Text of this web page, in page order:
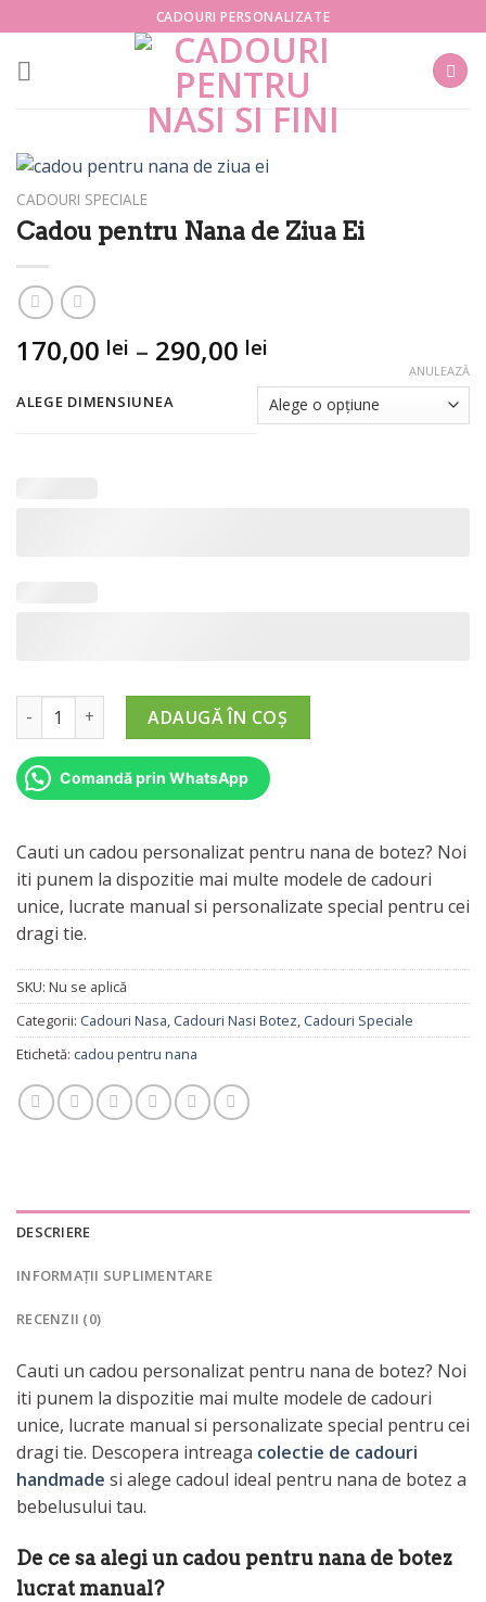
to
content
CADOURI PERSONALIZATE
CADOURI SPECIALE
Cadou pentru Nana de Ziua Ei
170,00 lei – 290,00 lei
prețuri:
170,00 lei
ALEGE DIMENSIUNEA
ANULEAZĂ
Cantitate Cadou pentru Nana de Ziua Ei
ADAUGĂ ÎN COȘ
Comandă prin WhatsApp
Cauti un cadou personalizat pentru nana de botez? Noi
iti punem la dispozitie mai multe modele de cadouri
unice, lucrate manual si personalizate special pentru cei
dragi tie.
SKU: Nu se aplică
Categorii: Cadouri Nasa, Cadouri Nasi Botez, Cadouri Speciale
Etichetă: cadou pentru nana
DESCRIERE
INFORMAȚII SUPLIMENTARE
RECENZII (0)
Cauti un cadou personalizat pentru nana de botez? Noi
iti punem la dispozitie mai multe modele de cadouri
unice, lucrate manual si personalizate special pentru cei
dragi tie. Descopera intreaga colectie de cadouri
handmade si alege cadoul ideal pentru nana de botez a
bebelusului tau.
De ce sa alegi un cadou pentru nana de botez
lucrat manual?